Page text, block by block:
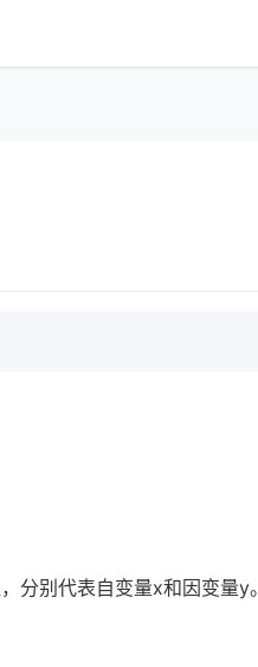
分别代表自变量x和因变量y。